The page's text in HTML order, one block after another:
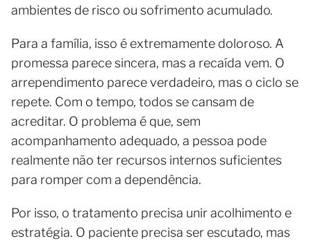
ambientes de risco ou sofrimento acumulado.
Para a família, isso é extremamente doloroso. A
promessa parece sincera, mas a recaída vem. O
arrependimento parece verdadeiro, mas o ciclo se
repete. Com o tempo, todos se cansam de
acreditar. O problema é que, sem
acompanhamento adequado, a pessoa pode
realmente não ter recursos internos suficientes
para romper com a dependência.
Por isso, o tratamento precisa unir acolhimento e
estratégia. O paciente precisa ser escutado, mas